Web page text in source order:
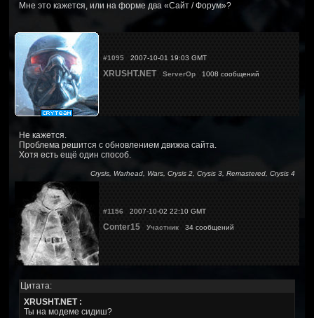
Мне это кажется, или на форме два «Сайт / Форум»?
#1095 2007-10-01 19:03 GMT
XRUSHT.NET ServerOp 1008 сообщений
Не кажется.
Проблема решится с обновлением движка сайта.
Хотя есть ещё один способ.
Crysis, Warhead, Wars, Crysis 2, Crysis 3, Remastered, Crysis 4
#1156 2007-10-02 22:10 GMT
Conter15 Участник 34 сообщений
Цитата:
XRUSHT.NET :
Ты на модеме сидиш?